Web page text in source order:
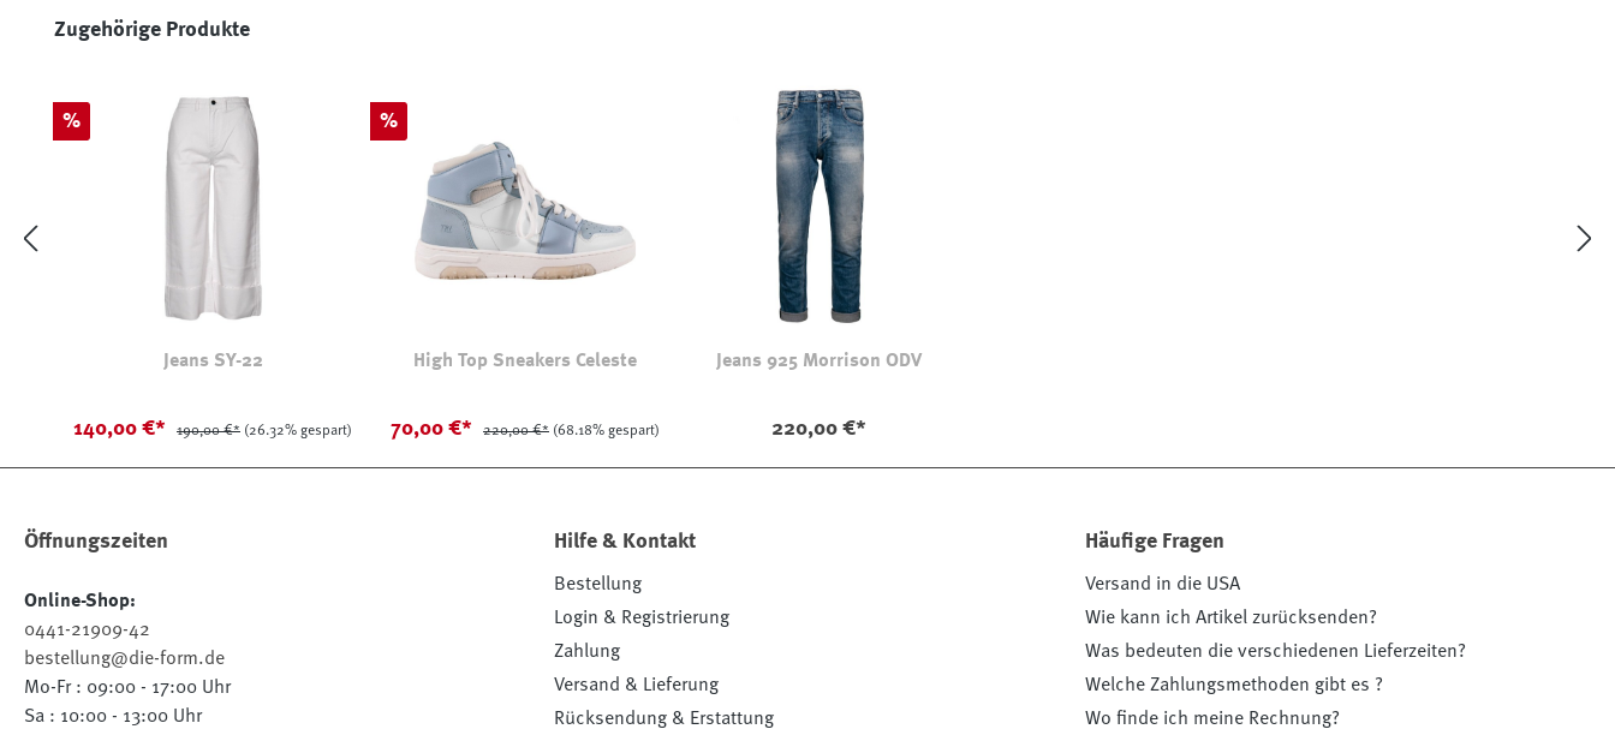
Produktgalerie überspringen
Zugehörige Produkte
Rabatt
%
Jeans SY-22
140,00 €* 190,00 €* (26.32% gespart)
Rabatt
%
High Top Sneakers Celeste
70,00 €* 220,00 €* (68.18% gespart)
Jeans 925 Morrison ODV
220,00 €*
Öffnungszeiten
Online-Shop:
0441-21909-42
bestellung@die-form.de
Mo-Fr : 09:00 - 17:00 Uhr
Sa : 10:00 - 13:00 Uhr
Hilfe & Kontakt
Bestellung
Login & Registrierung
Zahlung
Versand & Lieferung
Rücksendung & Erstattung
Häufige Fragen
Versand in die USA
Wie kann ich Artikel zurücksenden?
Was bedeuten die verschiedenen Lieferzeiten?
Welche Zahlungsmethoden gibt es ?
Wo finde ich meine Rechnung?